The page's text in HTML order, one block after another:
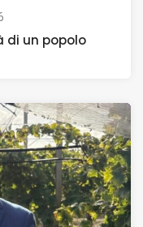
di un popolo